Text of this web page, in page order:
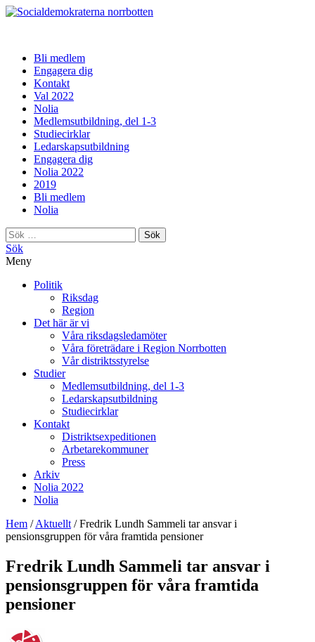
norrbotten
Bli medlem
Engagera dig
Kontakt
Val 2022
Nolia
Medlemsutbildning, del 1-3
Studiecirklar
Ledarskapsutbildning
Engagera dig
Nolia 2022
2019
Bli medlem
Nolia
Sök
efter:
Sök
Meny
Politik
Riksdag
Region
Det här är vi
Våra riksdagsledamöter
Våra företrädare i Region Norrbotten
Vår distriktsstyrelse
Studier
Medlemsutbildning, del 1-3
Ledarskapsutbildning
Studiecirklar
Kontakt
Distriktsexpeditionen
Arbetarekommuner
Press
Arkiv
Nolia 2022
Nolia
Hem /Aktuellt /Fredrik Lundh Sammeli tar ansvar i
pensionsgruppen för våra framtida pensioner
Fredrik Lundh Sammeli tar ansvar i
pensionsgruppen för våra framtida
pensioner